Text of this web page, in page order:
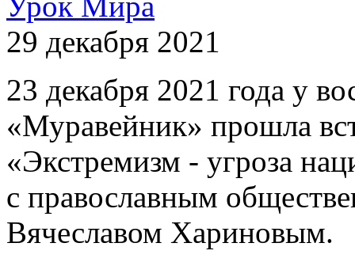
29 декабря 2021
23 декабря 2021 года у
«Муравейник» прошла
«Экстремизм - угроза
с православным
Вячеславом Хариновым.